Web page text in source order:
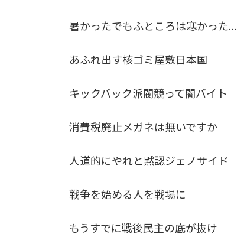
暑かったでもふところは寒かった
あふれ出す核ゴミ屋敷日本
キックバック派閥競って闇
消費税廃止メガネは無いで
人道的にやれと黙認ジェノ
戦争を始める人を戦場
もうすでに戦後民主の底が